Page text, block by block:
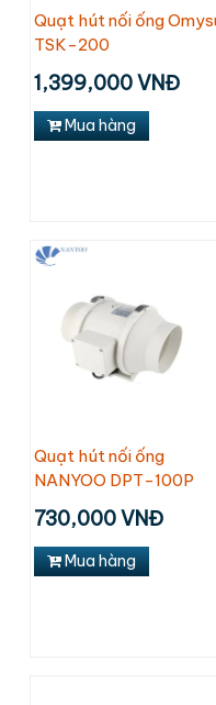
Quạt hút nối ống
TSK-200
1,399,000 VNĐ
Mua hàng
Quạt hút nối ống
NANYOO DPT-100P
730,000 VNĐ
Mua hàng